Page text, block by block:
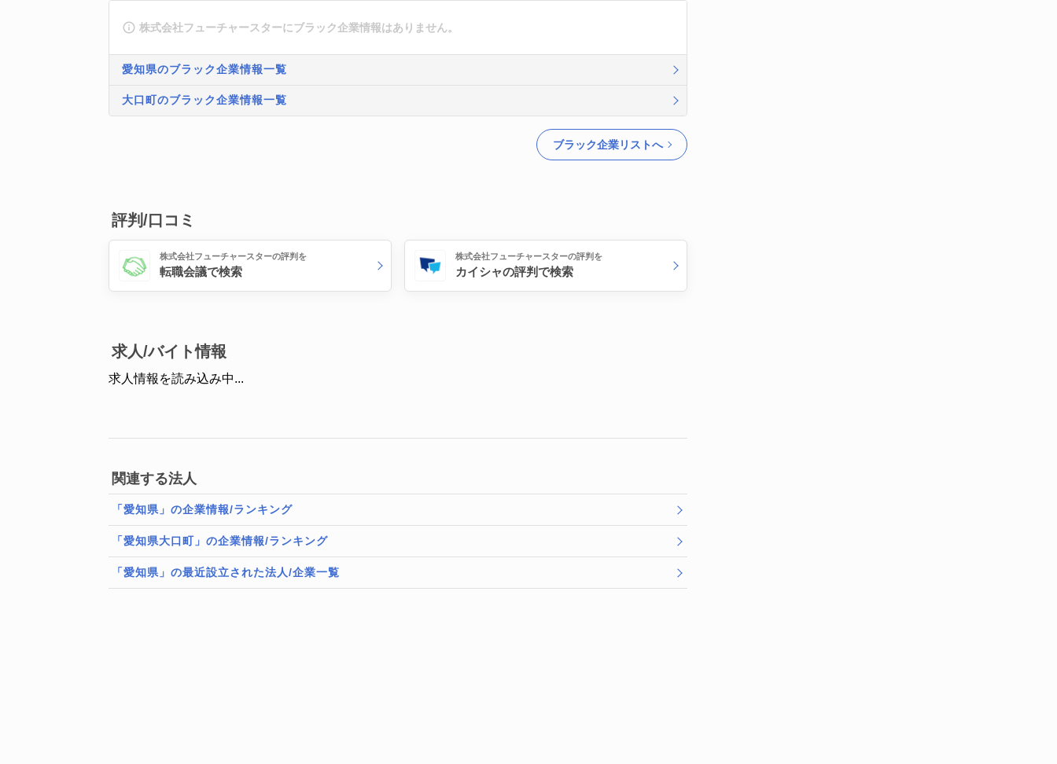
株式会社フューチャースターにブラック企業情報はありません。
愛知県のブラック企業情報一覧
大口町のブラック企業情報一覧
ブラック企業リストへ
評判/口コミ
株式会社フューチャースターの評判を
転職会議で検索
株式会社フューチャースターの評判を
カイシャの評判で検索
求人/バイト情報
求人情報を読み込み中...
関連する法人
「愛知県」の企業情報/ランキング
「愛知県大口町」の企業情報/ランキング
「愛知県」の最近設立された法人/企業一覧